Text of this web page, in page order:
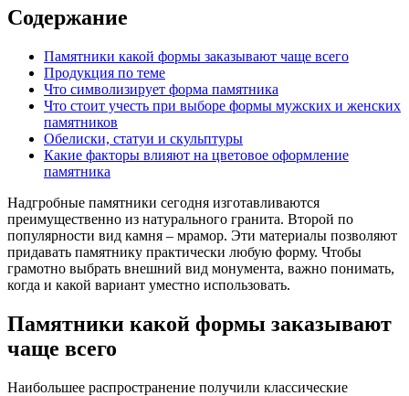
Содержание
Памятники какой формы заказывают чаще всего
Продукция по теме
Что символизирует форма памятника
Что стоит учесть при выборе формы мужских и женских
памятников
Обелиски, статуи и скульптуры
Какие факторы влияют на цветовое оформление
памятника
Надгробные памятники сегодня изготавливаются
преимущественно из натурального гранита. Второй по
популярности вид камня – мрамор. Эти материалы позволяют
придавать памятнику практически любую форму. Чтобы
грамотно выбрать внешний вид монумента, важно понимать,
когда и какой вариант уместно использовать.
Памятники какой формы заказывают
чаще всего
Наибольшее распространение получили классические